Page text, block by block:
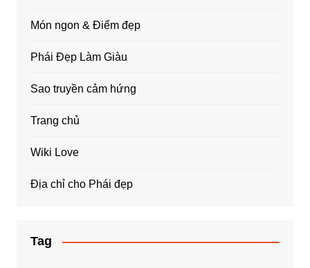
Món ngon & Điểm đẹp
Phái Đẹp Làm Giàu
Sao truyền cảm hứng
Trang chủ
Wiki Love
Địa chỉ cho Phái đẹp
Tag